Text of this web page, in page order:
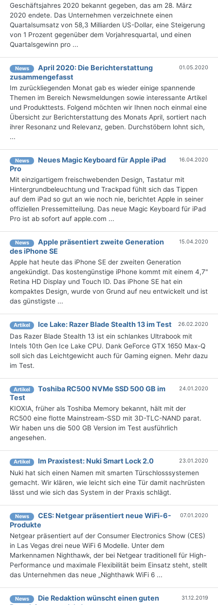
Geschäftsjahres 2020 bekannt gegeben, das am 28. März
2020 endete. Das Unternehmen verzeichnete einen
Quartalsumsatz von 58,3 Milliarden US-Dollar, eine Steigerung
von 1 Prozent gegenüber dem Vorjahresquartal, und einen
Quartalsgewinn pro ...
News
April 2020: Die Berichterstattung
zusammengefasst
01.05.2020
Im zurückliegenden Monat gab es wieder einige spannende
Themen im Bereich Newsmeldungen sowie interessante Artikel
und Produkttests. Folgend möchten wir Ihnen noch einmal eine
Übersicht zur Berichterstattung des Monats April, sortiert nach
ihrer Resonanz und Relevanz, geben. Durchstöbern lohnt sich,
...
News
Neues Magic Keyboard für Apple iPad
Pro
16.04.2020
Mit einzigartigem freischwebenden Design, Tastatur mit
Hintergrundbeleuchtung und Trackpad fühlt sich das Tippen
auf dem iPad so gut an wie noch nie, berichtet Apple in seiner
offiziellen Pressemitteilung. Das neue Magic Keyboard für iPad
Pro ist ab sofort auf apple.com ...
News
Apple präsentiert zweite Generation
des iPhone SE
15.04.2020
Apple hat heute das iPhone SE der zweiten Generation
angekündigt. Das kostengünstige iPhone kommt mit einem 4,7"
Retina HD Display und Touch ID. Das iPhone SE hat ein
kompaktes Design, wurde von Grund auf neu entwickelt und ist
das günstigste ...
Artikel Ice Lake: Razer Blade Stealth 13 im Test 26.02.2020
Das Razer Blade Stealth 13 ist ein schlankes Ultrabook mit
Intels 10th Gen Ice Lake CPU. Dank GeForce GTX 1650 Max-Q
soll sich das Leichtgewicht auch für Gaming eignen. Mehr dazu
im Test.
Artikel
Toshiba RC500 NVMe SSD 500 GB im
Test
24.01.2020
KIOXIA, früher als Toshiba Memory bekannt, hält mit der
RC500 eine flotte Mainstream-SSD mit 3D-TLC-NAND parat.
Wir haben uns die 500 GB Version im Test ausführlich
angesehen.
Artikel Im Praxistest: Nuki Smart Lock 2.0 23.01.2020
Nuki hat sich einen Namen mit smarten Türschlosssystemen
gemacht. Wir klären, wie leicht sich eine Tür damit nachrüsten
lässt und wie sich das System in der Praxis schlägt.
News
CES: Netgear präsentiert neue WiFi-6-
Produkte
07.01.2020
Netgear präsentiert auf der Consumer Electronics Show (CES)
in Las Vegas drei neue WiFi 6 Modelle. Unter dem
Markennamen Nighthawk, der bei Netgear traditionell für High-
Performance und maximale Flexibilität beim Einsatz steht, stellt
das Unternehmen das neue „Nighthawk WiFi 6 ...
News
Die Redaktion wünscht einen guten
31.12.2019